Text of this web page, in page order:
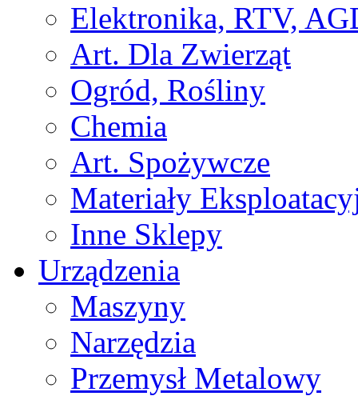
Elektronika, RTV,
Art. Dla Zwierząt
Ogród, Rośliny
Chemia
Art. Spożywcze
Materiały
Inne Sklepy
Urządzenia
Maszyny
Narzędzia
Przemysł Metalowy